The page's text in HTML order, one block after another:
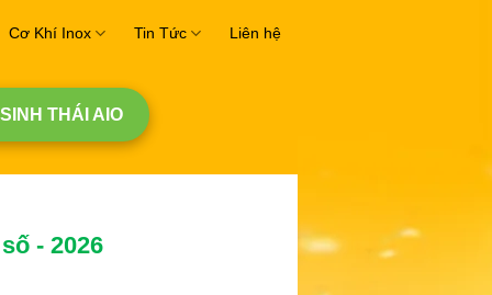
Cơ Khí Inox Tin Tức Liên hệ
THÁI AIO
- 2026